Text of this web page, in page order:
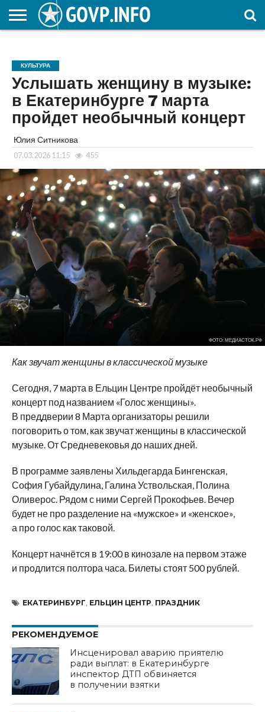
ОБРАЗОВАНИЕ
КУЛЬТУРА
Услышать женщину в музыке:
в Екатеринбурге 7 марта
пройдет необычный концерт
Юлия Ситникова
07.03.2026 11:15 455
ФОТО: МЕДИАСТОК.РФ
Как звучат женщины в классической музыке
Сегодня, 7 марта в Ельцин Центре пройдёт необычный
концерт под названием «Голос женщины».
В преддверии 8 Марта организаторы решили
поговорить о том, как звучат женщины в классической
музыке. От Средневековья до наших дней.
В программе заявлены Хильдегарда Бингенская,
София Губайдулина, Галина Уствольская, Полина
Оливерос. Рядом с ними Сергей Прокофьев. Вечер
будет не про разделение на «мужское» и «женское»,
а про голос как таковой.
Концерт начнётся в 19:00 в кинозале на первом этаже
и продлится полтора часа. Билеты стоят 500 рублей.
ЕКАТЕРИНБУРГ ЕЛЬЦИН ЦЕНТР ПРАЗДНИК
РЕКОМЕНДУЕМОЕ
Инсценировал аварию приятелю
ради выплат: в Екатеринбурге
инспектор ДТП обвиняется
в получении взятки